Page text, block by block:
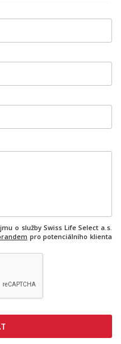
o služby Swiss Life Select a.s.
pro potenciálního klienta